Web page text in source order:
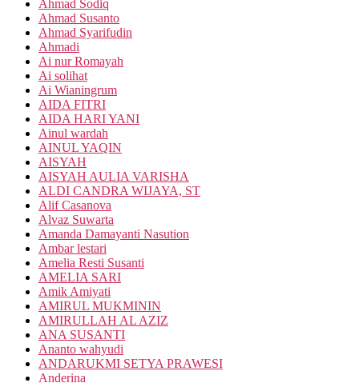
Ahmad Sodiq
Ahmad Susanto
Ahmad Syarifudin
Ahmadi
Ai nur Romayah
Ai solihat
Ai Wianingrum
AIDA FITRI
AIDA HARI YANI
Ainul wardah
AINUL YAQIN
AISYAH
AISYAH AULIA VARISHA
ALDI CANDRA WIJAYA, ST
Alif Casanova
Alvaz Suwarta
Amanda Damayanti Nasution
Ambar lestari
Amelia Resti Susanti
AMELIA SARI
Amik Amiyati
AMIRUL MUKMININ
AMIRULLAH AL AZIZ
ANA SUSANTI
Ananto wahyudi
ANDARUKMI SETYA PRAWESI
Anderina